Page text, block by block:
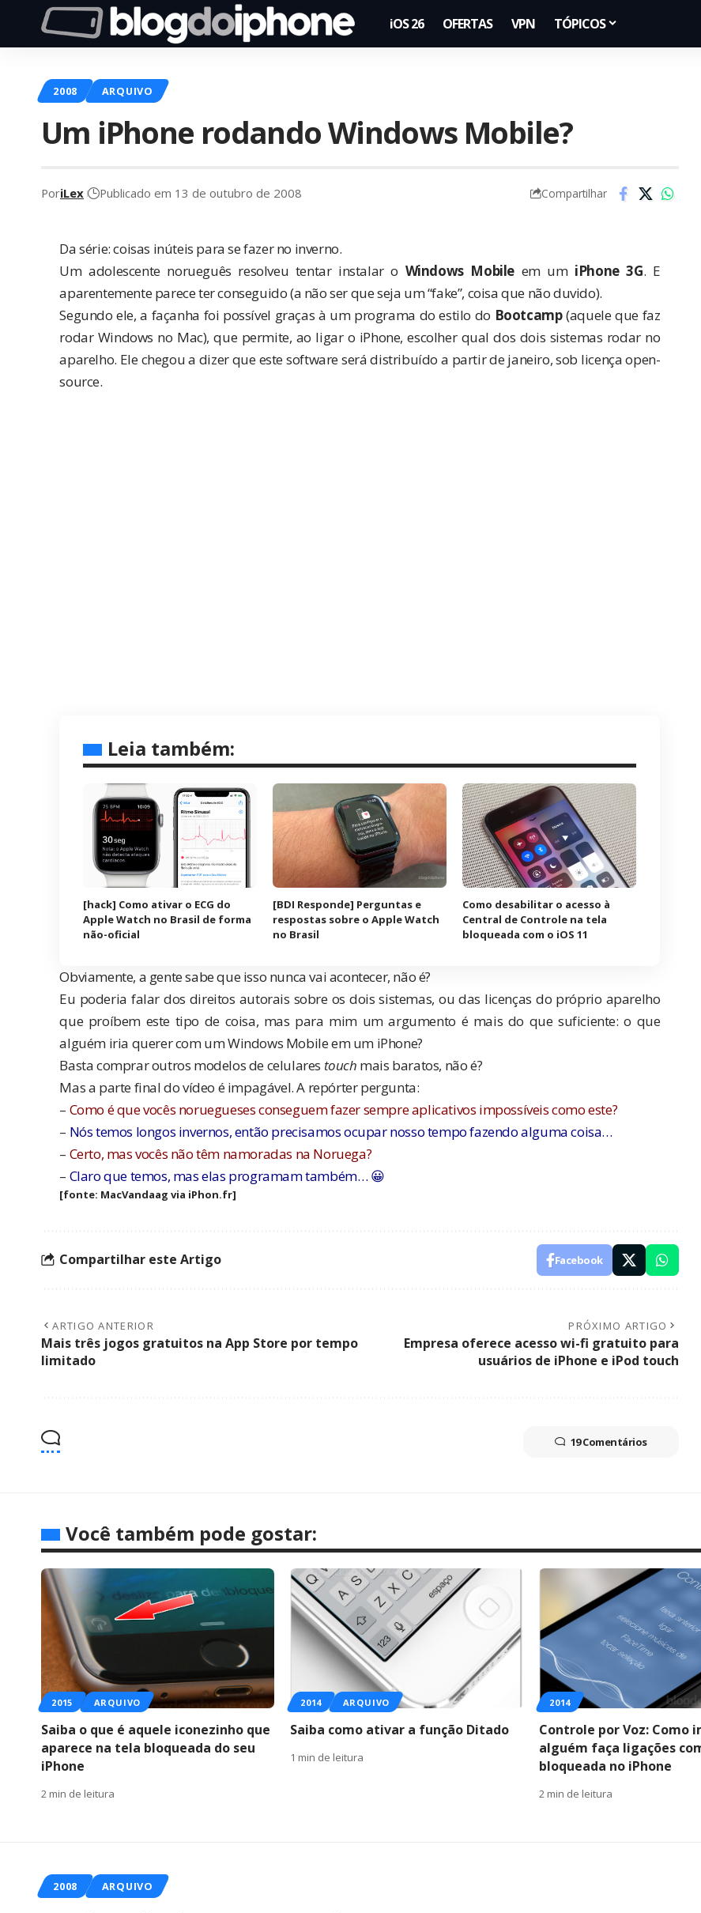
iOS 26 OFERTAS VPN TÓPICOS
2008 ARQUIVO
Um iPhone rodando Windows Mobile?
PoriLex Publicado em 13 de outubro de 2008 Compartilhar
Da série: coisas inúteis para se fazer no inverno.
Um adolescente norueguês resolveu tentar instalar o Windows Mobileem um iPhone 3G. E
aparentemente parece ter conseguido (a não ser que seja um “fake”, coisa que não duvido).
Segundo ele, a façanha foi possível graças à um programa do estilo do Bootcamp(aquele que faz
rodar Windows no Mac), que permite, ao ligar o iPhone, escolher qual dos dois sistemas rodar no
aparelho. Ele chegou a dizer que este software será distribuído a partir de janeiro, sob licença open-
source.
Leia também:
[hack] Como ativar o ECG do
Apple Watch no Brasil de forma
não-oficial
[BDI Responde] Perguntas e
respostas sobre o Apple Watch
no Brasil
Como desabilitar o acesso à
Central de Controle na tela
bloqueada com o iOS 11
Obviamente, a gente sabe que isso nunca vai acontecer, não é?
Eu poderia falar dos direitos autorais sobre os dois sistemas, ou das licenças do próprio aparelho
que proíbem este tipo de coisa, mas para mim um argumento é mais do que suficiente: o que
alguém iria querer com um Windows Mobile em um iPhone?
Basta comprar outros modelos de celulares touch mais baratos, não é?
Mas a parte final do vídeo é impagável. A repórter pergunta:
– Como é que vocês noruegueses conseguem fazer sempre aplicativos impossíveis como este?
– Nós temos longos invernos, então precisamos ocupar nosso tempo fazendo alguma coisa…
– Certo, mas vocês não têm namoradas na Noruega?
– Claro que temos, mas elas programam também… 😀
[fonte: MacVandaag via iPhon.fr]
Compartilhar este Artigo Facebook
ARTIGO ANTERIOR
Mais três jogos gratuitos na App Store por tempo
limitado
PRÓXIMO ARTIGO
Empresa oferece acesso wi-fi gratuito para
usuários de iPhone e iPod touch
19 Comentários
Você também pode gostar:
2015 ARQUIVO
Saiba o que é aquele iconezinho que
aparece na tela bloqueada do seu
iPhone
2 min de leitura
2014 ARQUIVO
Saiba como ativar a função Ditado
1 min de leitura
2014
Controle por Voz: Como
alguém faça ligações
bloqueada no iPhone
2 min de leitura
2008 ARQUIVO